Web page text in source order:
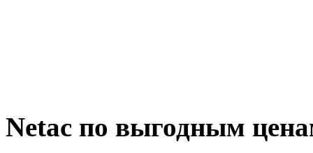
Netac по выгодным